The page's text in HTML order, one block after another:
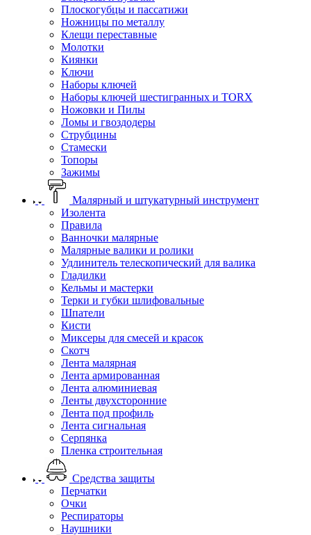
Плоскогубцы и пассатижи
Ножницы по металлу
Клещи переставные
Молотки
Киянки
Ключи
Наборы ключей
Наборы ключей шестигранных и TORX
Ножовки и Пилы
Ломы и гвоздодеры
Струбцины
Стамески
Топоры
Зажимы
Малярный и штукатурный инструмент
Изолента
Правила
Ванночки малярные
Малярные валики и ролики
Удлинитель телескопический для валика
Гладилки
Кельмы и мастерки
Терки и губки шлифовальные
Шпатели
Кисти
Миксеры для смесей и красок
Скотч
Лента малярная
Лента армированная
Лента алюминиевая
Ленты двухсторонние
Лента под профиль
Лента сигнальная
Серпянка
Пленка строительная
Средства защиты
Перчатки
Очки
Респираторы
Наушники